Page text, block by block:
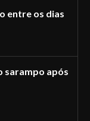
entre os dias
sarampo após